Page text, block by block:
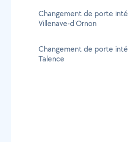
Changement de porte
Villenave-d'Ornon
Changement de porte
Talence